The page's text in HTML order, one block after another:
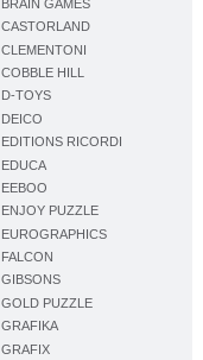
BRAIN GAMES
CASTORLAND
CLEMENTONI
COBBLE HILL
D‐TOYS
DEICO
EDITIONS RICORDI
EDUCA
EEBOO
ENJOY PUZZLE
EUROGRAPHICS
FALCON
GIBSONS
GOLD PUZZLE
GRAFIKA
GRAFIX